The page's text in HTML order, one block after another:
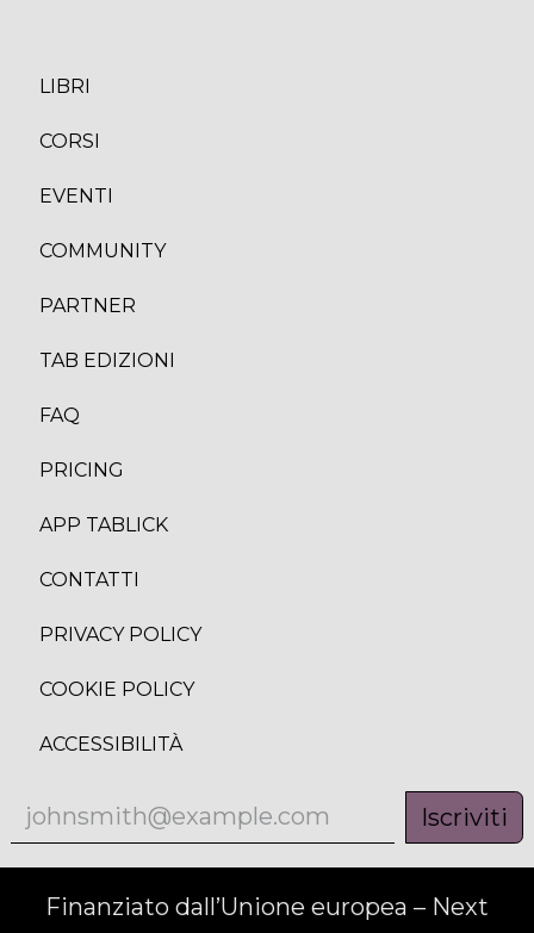
LIBRI
CORSI
EVENTI
COMMUNITY
PARTNER
TAB EDIZIONI
FAQ
PRICING
APP TABLICK
CONTATTI
PRIVACY POLICY
COOKIE POLICY
ACCESSIBILITÀ
Iscriviti
Finanziato dall’Unione europea – Next